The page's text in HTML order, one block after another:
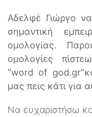
Αδελφέ Γιώργο
σημαντική
ομολογίας.
ομολογίες
“word of
μας πεις κάτι για
Να ευχαριστήσω